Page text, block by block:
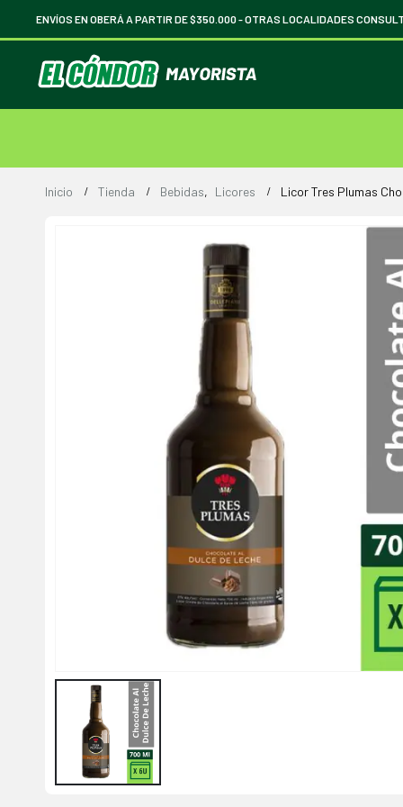
ENVÍOS EN OBERÁ A PARTIR DE $350.000 -OTRAS LOCALIDADES
Inicio Tienda Bebidas, Licores Licor Tres Plumas